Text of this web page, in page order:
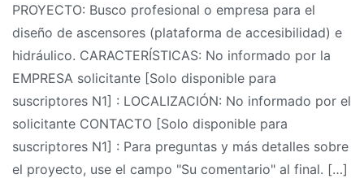
PROYECTO: Busco profesional o empresa para el
diseño de ascensores (plataforma de accesibilidad) e
hidráulico. CARACTERÍSTICAS: No informado por la
EMPRESA solicitante [Solo disponible para
suscriptores N1] : LOCALIZACIÓN: No informado por el
solicitante CONTACTO [Solo disponible para
suscriptores N1] : Para preguntas y más detalles sobre
el proyecto, use el campo "Su comentario" al final. […]